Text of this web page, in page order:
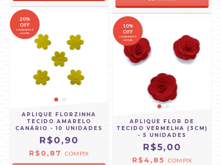
20%
OFF
comprando 2
ou mais
APLIQUE FLORZINHA
TECIDO AMARELO
CANÁRIO - 10 UNIDADES
R$0,90
R$0,87 COM PIX
10%
OFF
comprando 2
ou mais
APLIQUE FLOR DE
TECIDO VERMELHA (3CM)
- 5 UNIDADES
R$5,00
R$4,85 COM PIX